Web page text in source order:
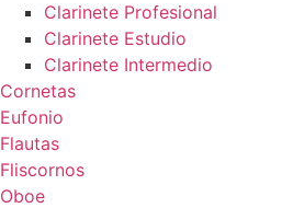
Clarinete Profesional
Clarinete Estudio
Clarinete Intermedio
Cornetas
Eufonio
Flautas
Fliscornos
Oboe